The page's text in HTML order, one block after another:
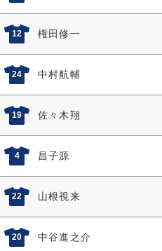
12 権田修一
24 中村航輔
19 佐々木翔
4 昌子源
22 山根視来
20 中谷進之介